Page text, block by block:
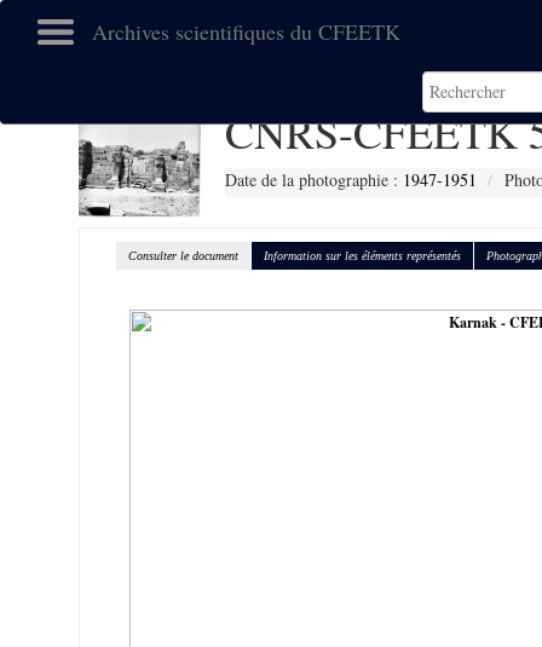
Archives scientifiques du CFEETK
CNRS-CFEETK
Date de la photographie : 1947-1951
Consulter le document Information sur les éléments représentés